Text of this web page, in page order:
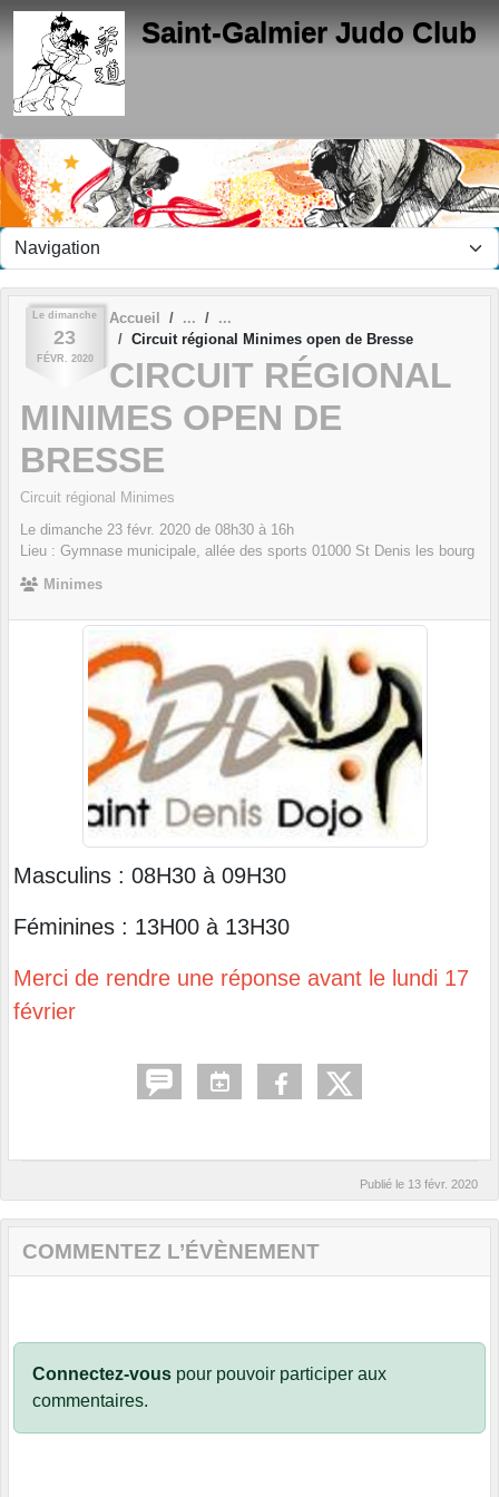
Saint-Galmier Judo Club
Le dimanche
23
FÉVR. 2020
Accueil
Circuit régional Minimes open de Bresse
CIRCUIT RÉGIONAL
MINIMES OPEN DE
BRESSE
Circuit régional Minimes
Le dimanche 23 févr. 2020 de 08h30 à 16h
Lieu : Gymnase municipale, allée des sports 01000 St Denis les bourg
Minimes
Masculins : 08H30 à 09H30
Féminines : 13H00 à 13H30
Merci de rendre une réponse avant le lundi 17
février
Publié le 13 févr. 2020
COMMENTEZ L’ÉVÈNEMENT
Connectez-vous pour pouvoir participer aux
commentaires.
Panneau de gestion des cookies